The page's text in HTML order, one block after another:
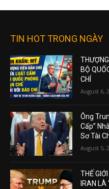
TIN HOT TRONG NGÀY
BỘ
CHÍ
August 6,
Ông
Cấp”
Sơ Tài
August 5,
THẾ
IRAN LÀ